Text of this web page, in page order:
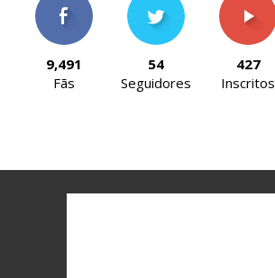
9,491
Fãs
54
Seguidores
427
Inscritos